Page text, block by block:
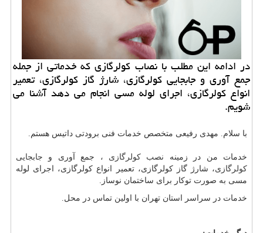
در ادامه این مطلب با نصاب كولرگازی كه خدماتی از جمله
جمع آوری و جابجایی كولرگازی، شارژ گاز كولرگازی، تعمیر
انواع كولرگازی، اجرای لوله مسی انجام می دهد آشنا می
شویم.
با سلام. مهدی رفیعی متخصص خدمات فنی برودتی داتیس هستم.
خدمات من در زمینه نصب کولرگازی ، جمع آوری و جابجایی
کولرگازی، شارژ گاز کولرگازی، تعمیر انواع کولرگازی، اجرای لوله
مسی به صورت توکار برای ساختمان نوساز.
خدمات در سراسر استان تهران با اولین تماس در محل.